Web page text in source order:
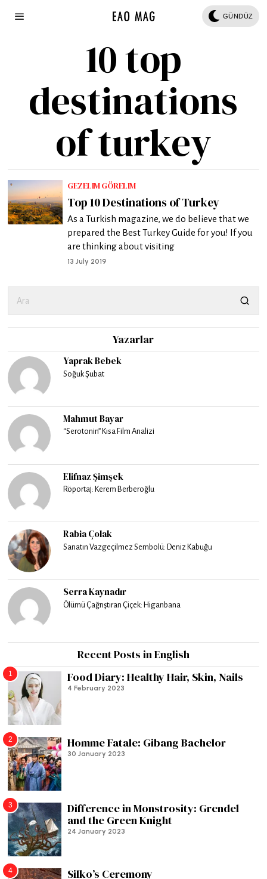
GÜNDÜZ
10 top
destinations
of turkey
GEZELIM GÖRELIM
Top 10 Destinations of Turkey
As a Turkish magazine, we do believe that we
prepared the Best Turkey Guide for you! If you
are thinking about visiting
13 July 2019
Yazarlar
Yaprak Bebek
Soğuk Şubat
Mahmut Bayar
“Serotonin” Kısa Film Analizi
Elifnaz Şimşek
Röportaj: Kerem Berberoğlu
Rabia Çolak
Sanatın Vazgeçilmez Sembolü: Deniz Kabuğu
Serra Kaynadır
Ölümü Çağrıştıran Çiçek: Higanbana
Recent Posts in English
1 Food Diary: Healthy Hair, Skin, Nails
4 February 2023
2 Homme Fatale: Gibang Bachelor
30 January 2023
3
Difference in Monstrosity: Grendel
and the Green Knight
24 January 2023
4 Silko’s Ceremony